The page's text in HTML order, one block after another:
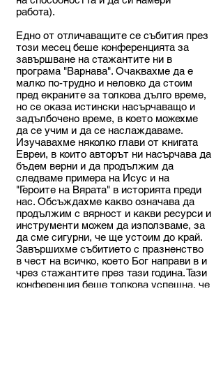
работа).
Едно от отличаващите се събития през
този месец беше конференцията за
завършване на стажантите ни в
програма "Варнава". Очаквахме да е
малко по-трудно и неловко да стоим
пред екраните за толкова дълго време,
но се оказа истински насърчаващо и
задълбочено време, в което можехме
да се учим и да се наслаждаваме.
Изучавахме няколко глави от книгата
Евреи, в които авторът ни насърчава да
бъдем верни и да продължим да
следваме примера на Исус и на
"Героите на Вярата" в историята преди
нас. Обсъждахме какво означава да
продължим с вярност и какви ресурси и
инструменти можем да използваме, за
да сме сигурни, че ще устоим до край.
Завършихме събитието с празненство
в чест на всичко, което Бог направи в и
чрез стажантите през тази година. Тази
конференция беше толкова успешна, че